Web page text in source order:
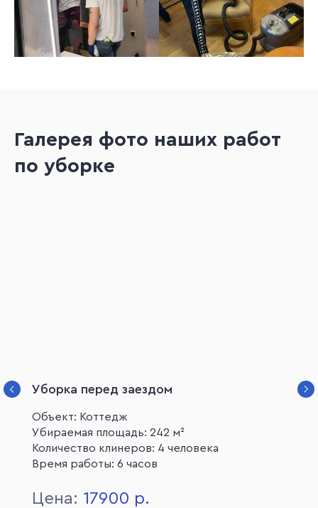
Галерея фото наших работ
по уборке
Уборка перед заездом
Объект: Коттедж
Убираемая площадь: 242 м²
Количество клинеров: 4 человека
Время работы: 6 часов
Цена: 17900 р.